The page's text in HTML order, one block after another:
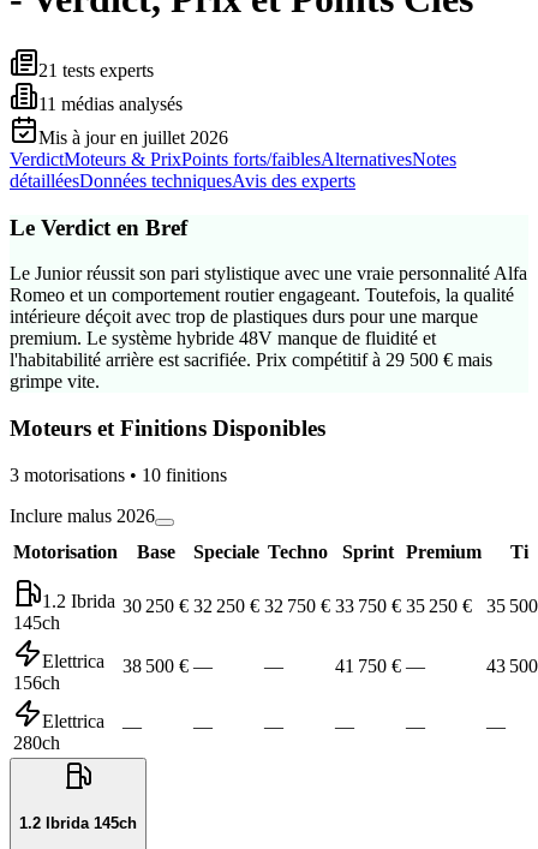
21 tests experts
11 médias analysés
Mis à jour en juillet 2026
VerdictMoteurs & PrixPoints forts/faiblesAlternativesNotes
détailléesDonnées techniquesAvis des experts
Le Verdict en Bref
Le Junior réussit son pari stylistique avec une vraie personnalité Alfa
Romeo et un comportement routier engageant. Toutefois, la qualité
intérieure déçoit avec trop de plastiques durs pour une marque
premium. Le système hybride 48V manque de fluidité et
l'habitabilité arrière est sacrifiée. Prix compétitif à 29 500 € mais
grimpe vite.
Moteurs et Finitions Disponibles
3 motorisations • 10 finitions
Inclure malus 2026
Motorisation
Base Speciale Techno Sprint Premium Ti
1.2 Ibrida
145ch
30 250 € 32 250 € 32 750 € 33 750 € 35 250 € 35
Elettrica
156ch
38 500 € — — 41 750 € — 43
Elettrica
280ch
— — — — — —
1.2 Ibrida 145ch